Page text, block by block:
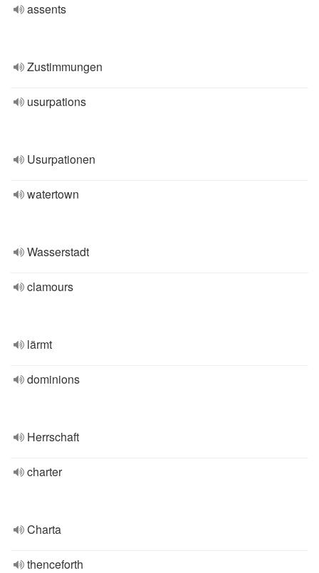
assents
Zustimmungen
usurpations
Usurpationen
watertown
Wasserstadt
clamours
lärmt
dominions
Herrschaft
charter
Charta
thenceforth